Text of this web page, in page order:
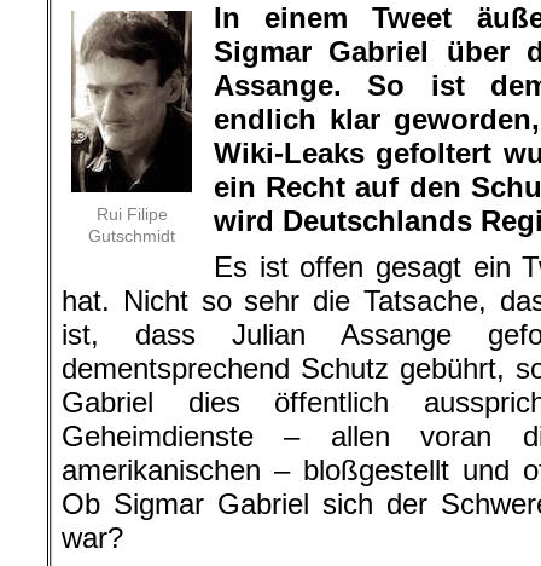
Rui Filipe
Gutschmidt
In einem Tweet
Sigmar Gabriel über
Assange. So ist
endlich klar
Wiki-Leaks gefoltert
ein Recht auf den
wird Deutschlands
Es ist offen gesagt ein
hat. Nicht so sehr die Tatsache,
ist, dass Julian Assange
dementsprechend Schutz gebührt,
Gabriel dies öffentlich
Geheimdienste – allen voran
amerikanischen – bloßgestellt und
Ob Sigmar Gabriel sich der
war?